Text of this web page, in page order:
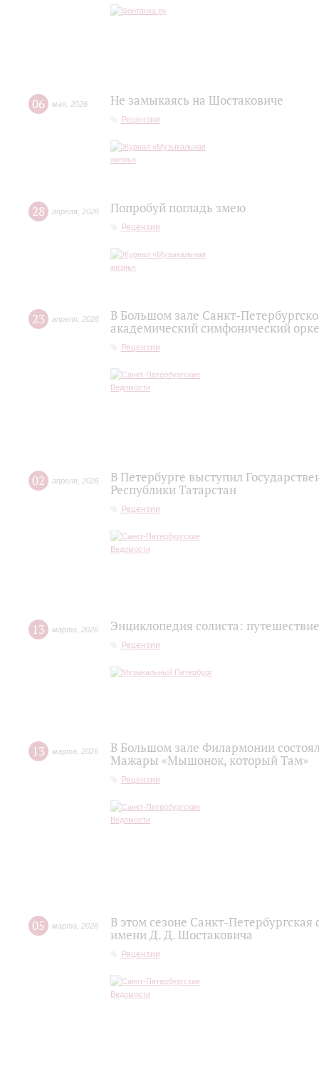
06 мая 2026 Не замыкаясь на Шостаковиче
Рецензии
28 апреля 2026 Попробуй погладь змею
Рецензии
23 апреля 2026
В Большом зале Санкт-
академический симфонический
Рецензии
02 апреля 2026
В Петербурге выступил
Республики Татарстан
Рецензии
13 марта 2026 Энциклопедия солиста:
Рецензии
13 марта 2026
В Большом зале Филармонии
Мажары «Мышонок, который Там»
Рецензии
05 марта 2026
В этом сезоне Санкт-
имени Д. Д. Шостаковича
Рецензии